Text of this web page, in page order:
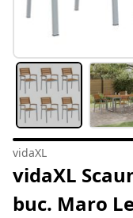
vidaXL
vidaXL
buc. Maro